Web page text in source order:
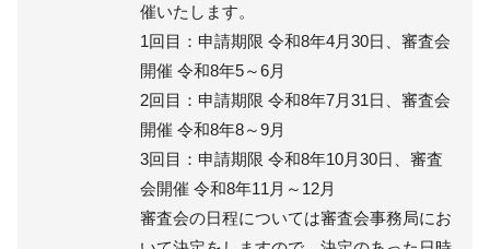
催いたします。
1回目：申請期限 令和8年4月30日、審査会
開催 令和8年5～6月
2回目：申請期限 令和8年7月31日、審査会
開催 令和8年8～9月
3回目：申請期限 令和8年10月30日、審査
会開催 令和8年11月～12月
審査会の日程については審査会事務局にお